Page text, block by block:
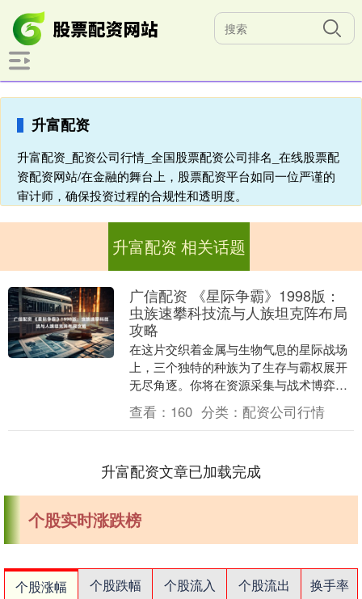
升富配资
升富配资_配资公司行情_全国股票配资公司排名_在线股票配
资配资网站/在金融的舞台上，股票配资平台如同一位严谨的
审计师，确保投资过程的合规性和透明度。
升富配资 相关话题
广信配资 《星际争霸》1998版：
虫族速攀科技流与人族坦克阵布局
攻略
在这片交织着金属与生物气息的星际战场
上，三个独特的种族为了生存与霸权展开
无尽角逐。你将在资源采集与战术博弈中
体验即时战略的魅力，每一个决策都可能
改变战场走向，而....
查看： 160 分类： 配资公司行情
升富配资文章已加载完成
个股实时涨跌榜
个股涨幅 个股跌幅 个股流入 个股流出
换手率